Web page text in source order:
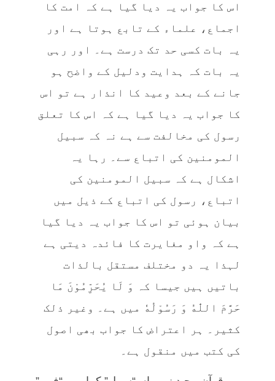
اس کا جواب یہ دیا گیا ہے کہ امت کا
اجماع، علماء کے تابع ہوتا ہے اور
یہ بات کسی حد تک درست ہے۔ اور رہی
یہ بات کہ ہدایت ودلیل کے واضح ہو
جانے کے بعد وعید کا انذار ہے تو اس
کا جواب یہ دیا گیا ہے کہ اس کا تعلق
رسول کی مخالفت سے ہے نہ کہ سبیل
المومنین کی اتباع سے۔ رہا یہ
اشکال ہے کہ سبیل المومنین کی
اتباع، رسول کی اتباع کے ذیل میں
بیان ہوئی تو اس کا جواب یہ دیا گیا
ہے کہ واو مغایرت کا فائدہ دیتی ہے
لہذا یہ دو مختلف مستقل بالذات
باتیں ہیں جیسا کہ وَ لَا یُحَرِّمُوْنَ مَا
حَرَّمَ اللّٰهُ وَ رَسُوْلُهٗ میں ہے۔ وغیر ذلک
کثیر۔ ہر اعتراض کا جواب بھی اصول
کی کتب میں منقول ہے۔